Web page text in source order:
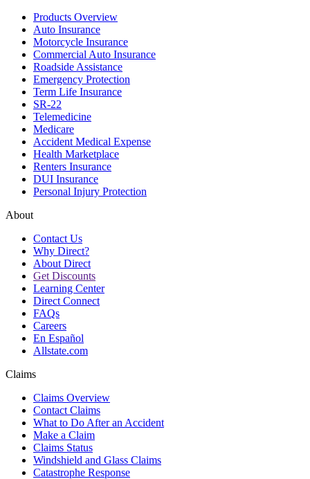
Products Overview
Auto Insurance
Motorcycle Insurance
Commercial Auto Insurance
Roadside Assistance
Emergency Protection
Term Life Insurance
SR-22
Telemedicine
Medicare
Accident Medical Expense
Health Marketplace
Renters Insurance
DUI Insurance
Personal Injury Protection
About
Contact Us
Why Direct?
About Direct
Get Discounts
Learning Center
Direct Connect
FAQs
Careers
En Español
Allstate.com
Claims
Claims Overview
Contact Claims
What to Do After an Accident
Make a Claim
Claims Status
Windshield and Glass Claims
Catastrophe Response